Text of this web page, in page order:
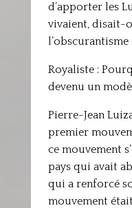
d’apporter les
vivaient, disait-
Royaliste :
devenu un
Pierre-Jean
premier
ce mouvement
pays qui avait
qui a renforcé
mouvement